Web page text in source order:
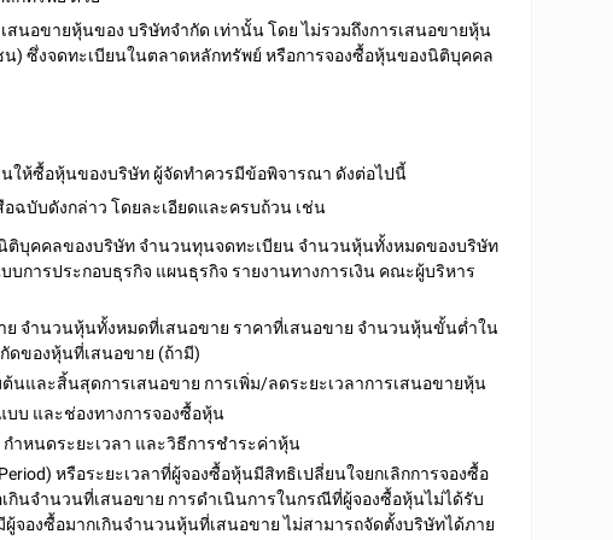
สนอขายหุ้นของ บริษัทจำกัด เท่านั้นโดย ไม่รวมถึงการเสนอขายหุ้น
) ซึ่งจดทะเบียนในตลาดหลักทรัพย์ หรือการจองซื้อหุ้นของนิติบุคคล
ห้ซื้อหุ้นของบริษัท ผู้จัดทำควรมีข้อพิจารณา ดังต่อไปนี้
ฉบับดังกล่าว โดยละเอียดและครบถ้วน เช่น
ติบุคคลของบริษัท จำนวนทุนจดทะเบียน จำนวนหุ้นทั้งหมดของบริษัท
การประกอบธุรกิจ แผนธุรกิจ รายงานทางการเงิน คณะผู้บริหาร
ย จำนวนหุ้นทั้งหมดที่เสนอขาย ราคาที่เสนอขาย จำนวนหุ้นขั้นต่ำใน
ดของหุ้นที่เสนอขาย (ถ้ามี)
ต้นและสิ้นสุดการเสนอขาย การเพิ่ม/ลดระยะเวลาการเสนอขายหุ้น
บ และช่องทางการจองซื้อหุ้น
ำหนดระยะเวลา และวิธีการชำระค่าหุ้น
หรือระยะเวลาที่ผู้จองซื้อหุ้นมีสิทธิเปลี่ยนใจยกเลิกการจองซื้อ
นจำนวนที่เสนอขาย การดำเนินการในกรณีที่ผู้จองซื้อหุ้นไม่ได้รับ
จองซื้อมากเกินจำนวนหุ้นที่เสนอขาย ไม่สามารถจัดตั้งบริษัทได้ภาย